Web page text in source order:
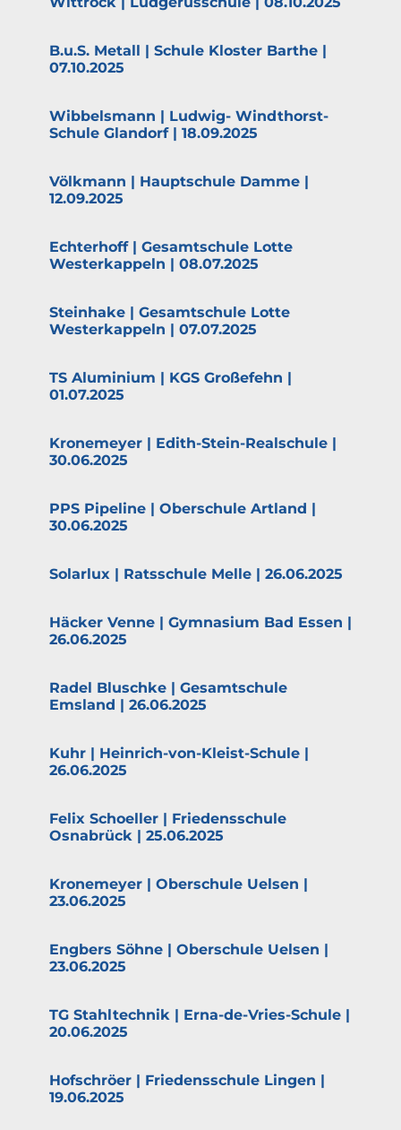
B.u.S. Metall | Schule Kloster Barthe |
07.10.2025
Wibbelsmann | Ludwig- Windthorst-
Schule Glandorf | 18.09.2025
Völkmann | Haupt­schule Damme |
12.09.2025
Echterhoff | Gesamt­schule Lotte
Wester­kappeln | 08.07.2025
Steinhake | Gesamt­schule Lotte
Wester­kappeln | 07.07.2025
TS Aluminium | KGS Großefehn |
01.07.2025
Krone­meyer | Edith-Stein-Realschule |
30.06.2025
PPS Pipeline | Oberschule Artland |
30.06.2025
Solarlux | Ratsschule Melle | 26.06.2025
Häcker Venne | Gymnasium Bad Essen |
26.06.2025
Radel Bluschke | Gesamt­schule
Emsland | 26.06.2025
Kuhr | Heinrich-von-Kleist-Schule |
26.06.2025
Felix Schoeller | Friedens­schule
Osnabrück | 25.06.2025
Krone­meyer | Oberschule Uelsen |
23.06.2025
Engbers Söhne | Oberschule Uelsen |
23.06.2025
TG Stahl­technik | Erna-de-Vries-Schule |
20.06.2025
Hofschröer | Friedens­schule Lingen |
19.06.2025